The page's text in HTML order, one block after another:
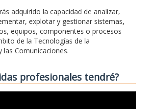
adquirido la capacidad de analizar,
explotar y gestionar sistemas,
equipos, componentes o procesos
de la Tecnologías de la
las Comunicaciones.
profesionales tendré?